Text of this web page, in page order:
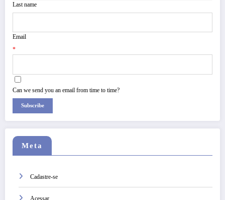
Last name
Email
*
Can we send you an email from time to time?
Subscribe
Meta
Cadastre-se
Acessar